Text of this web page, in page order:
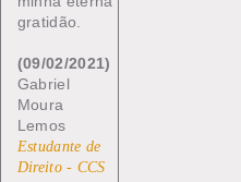
gratidão.
(09/02/2021)
Gabriel
Moura
Lemos
Estudante de
Direito - CCS